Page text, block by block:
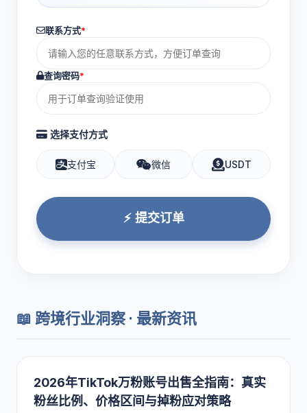
联系方式*
查询密码*
选择支付方式
支付宝 微信 USDT
⚡ 提交订单
📖 跨境行业洞察 · 最新资讯
2026年TikTok万粉账号出售全指南：真实
粉丝比例、价格区间与掉粉应对策略